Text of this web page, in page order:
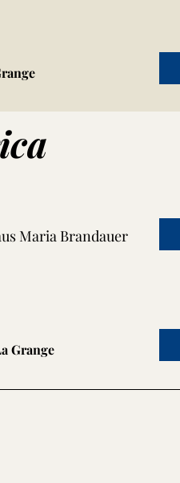
Maria Brandauer
Grange